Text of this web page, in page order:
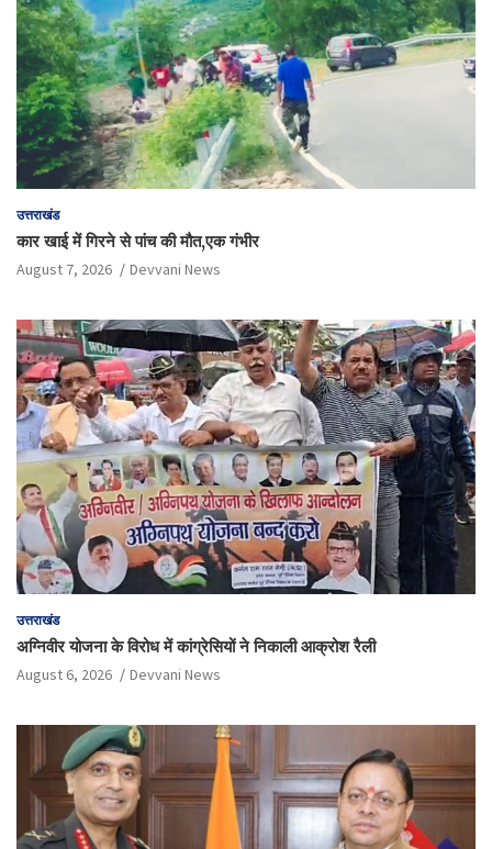
उत्तराखंड
कार खाई में गिरने से पांच की मौत,एक गंभीर
August 7, 2026 Devvani News
उत्तराखंड
अग्निवीर योजना के विरोध में कांग्रेसियों ने निकाली आक्रोश रैली
August 6, 2026 Devvani News